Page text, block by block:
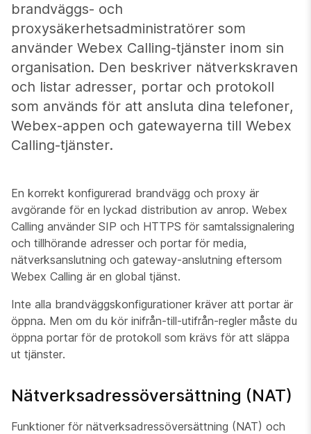
brandväggs- och
proxysäkerhetsadministratörer som
använder Webex Calling-tjänster inom sin
organisation. Den beskriver nätverkskraven
och listar adresser, portar och protokoll
som används för att ansluta dina telefoner,
Webex-appen och gatewayerna till Webex
Calling-tjänster.
En korrekt konfigurerad brandvägg och proxy är
avgörande för en lyckad distribution av anrop. Webex
Calling använder SIP och HTTPS för samtalssignalering
och tillhörande adresser och portar för media,
nätverksanslutning och gateway-anslutning eftersom
Webex Calling är en global tjänst.
Inte alla brandväggskonfigurationer kräver att portar är
öppna. Men om du kör inifrån-till-utifrån-regler måste du
öppna portar för de protokoll som krävs för att släppa
ut tjänster.
Nätverksadressöversättning (NAT)
Funktioner för nätverksadressöversättning (NAT) och